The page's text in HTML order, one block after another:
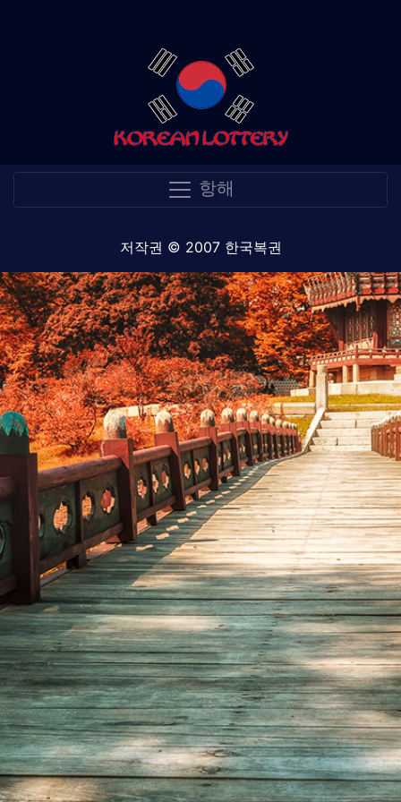
항해
저작권 © 2007 한국복권